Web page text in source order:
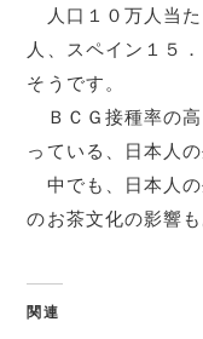
人口１０万人当た
人、スペイン１５
そうです。
ＢＣＧ接種率の
っている、日本人
中でも、日本人の
のお茶文化の影響
関連